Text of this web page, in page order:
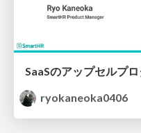
SaaSのアップセルプ
ryokaneoka0406